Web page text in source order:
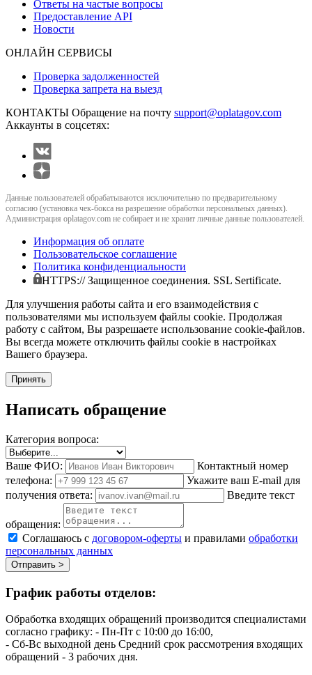
Ответы на частые вопросы
Предоставление API
Новости
ОНЛАЙН СЕРВИСЫ
Проверка задолженностей
Проверка запрета на выезд
КОНТАКТЫ Обращение на почту support@oplatagov.com
Аккаунты в соцсетях:
Данные пользователей обрабатываются исключительно по предварительному
согласию (установка чек-бокса на разрешение обработки персональных данных).
Администрация oplatagov.com не собирает и не хранит личные данные пользователей.
Информация об оплате
Пользовательское соглашение
Политика конфиденциальности
HTTPS:// Защищенное соединения. SSL Sertificate.
Для улучшения работы сайта и его взаимодействия с
пользователями мы используем файлы cookie. Продолжая
работу с сайтом, Вы разрешаете использование cookie-файлов.
Вы всегда можете отключить файлы cookie в настройках
Вашего браузера.
Принять
Написать обращение
Категория вопроса:
Ваше ФИО:
Контактный номер
телефона:
Укажите ваш E-mail для
получения ответа:
Введите текст
обращения:
Соглашаюсь с договором-оферты и правилами обработки
персональных данных
Отправить >
График работы отделов:
Обработка входящих обращений производится специалистами
согласно графику: - Пн-Пт с 10:00 до 16:00,
- Сб-Вс выходной день Средний срок рассмотрения входящих
обращений - 3 рабочих дня.